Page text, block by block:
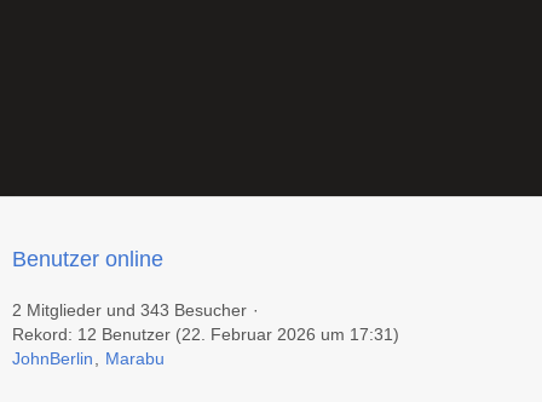
Benutzer online
2 Mitglieder und 343 Besucher
Rekord: 12 Benutzer (22. Februar 2026 um 17:31)
JohnBerlin
Marabu